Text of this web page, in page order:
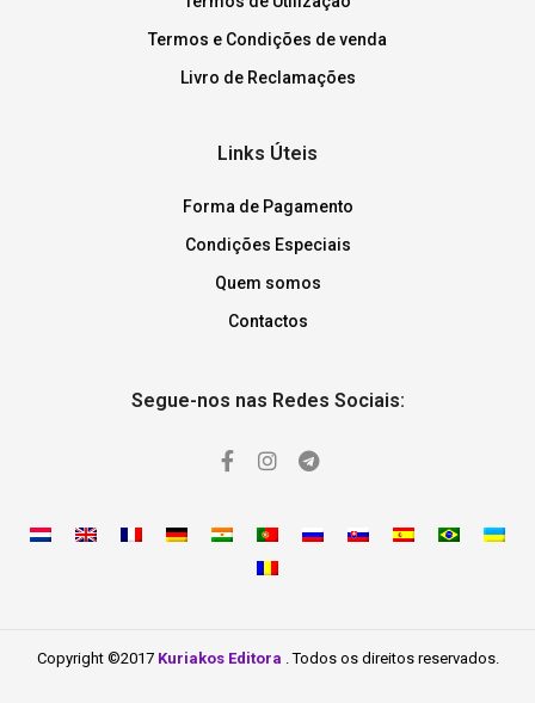
Termos e Condições de venda
Livro de Reclamações
Links Úteis
Forma de Pagamento
Condições Especiais
Quem somos
Contactos
Segue-nos nas Redes Sociais:
Copyright ©2017 Kuriakos Editora . Todos os direitos reservados.